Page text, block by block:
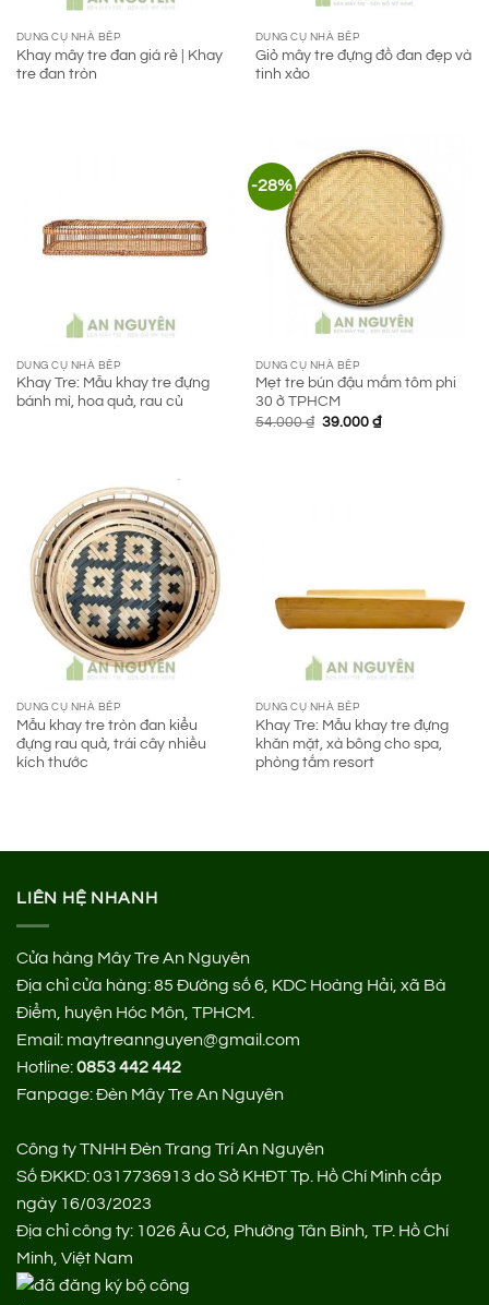
DUNG CỤ NHÀ BẾP
Khay mây tre đan giá rẻ | Khay
tre đan tròn
DUNG CỤ NHÀ BẾP
Giỏ mây tre đựng đồ đan đẹp và
tinh xảo
DUNG CỤ NHÀ BẾP
Khay Tre: Mẫu khay tre đựng
bánh mì, hoa quả, rau củ
-28%
DUNG CỤ NHÀ BẾP
Mẹt tre bún đậu mắm tôm phi
30 ở TPHCM
54.000₫ Giá
39.000 ₫Giá
DUNG CỤ NHÀ BẾP
Mẫu khay tre tròn đan kiểu
đựng rau quả, trái cây nhiều
kích thước
DUNG CỤ NHÀ BẾP
Khay Tre: Mẫu khay tre đựng
khăn mặt, xà bông cho spa,
phòng tắm resort
LIÊN HỆ NHANH
Cửa hàng Mây Tre An Nguyên
Địa chỉ cửa hàng:85 Đường số 6, KDC Hoàng Hải, xã Bà
Điểm, huyện Hóc Môn, TPHCM.
Email: maytreannguyen@gmail.com
Hotline:0853 442 442
Fanpage:Đèn Mây Tre An Nguyên
Công ty TNHH Đèn Trang Trí An Nguyên
Số ĐKKD: 0317736913 do Sở KHĐT Tp. Hồ Chí Minh cấp
ngày 16/03/2023
Địa chỉ công ty: 1026 Âu Cơ, Phường Tân Bình, TP. Hồ Chí
Minh, Việt Nam